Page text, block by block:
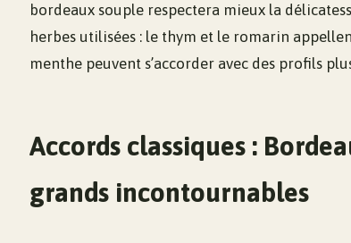
bordeaux souple respectera mieux la
herbes utilisées : le thym et le romarin
menthe peuvent s’accorder avec des profils
Accords classiques :
grands incontournables